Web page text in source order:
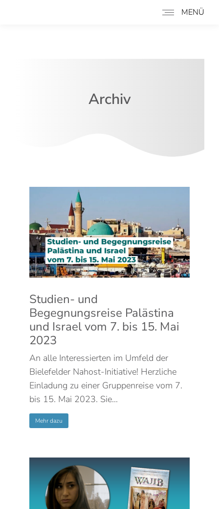
MENÜ
Archiv
Studien- und
Begegnungsreise Palästina
und Israel vom 7. bis 15. Mai
2023
An alle Interessierten im Umfeld der
Bielefelder Nahost-Initiative! Herzliche
Einladung zu einer Gruppenreise vom 7.
bis 15. Mai 2023. Sie…
Mehr dazu